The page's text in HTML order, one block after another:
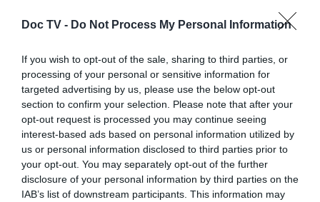
Doc TV - Do Not Process My Personal Information
If you wish to opt-out of the sale, sharing to third parties, or
processing of your personal or sensitive information for
targeted advertising by us, please use the below opt-out
section to confirm your selection. Please note that after your
opt-out request is processed you may continue seeing
interest-based ads based on personal information utilized by
us or personal information disclosed to third parties prior to
your opt-out. You may separately opt-out of the further
disclosure of your personal information by third parties on the
IAB’s list of downstream participants. This information may
από αυτόν για τον οποίο σχεδιάστηκαν. Όταν
πειστεί κι εκείνη γι αυτό, πιθανόν και να
είναι αργά για να κάνει κάτι.
Η ταινία ακολουθεί τη δομή ενός θρίλερ
επιστημονικής φαντασίας μέσα από μια
arthouse προοπτική στην οποία ξεχωρίζει η
ψυχρή, αποστειρωμένη και ταυτόχρονα
πολύχρωμη σκηνογραφία και η γεωμετρική
πλανοθεσία της. Η παρουσία του Μπεν